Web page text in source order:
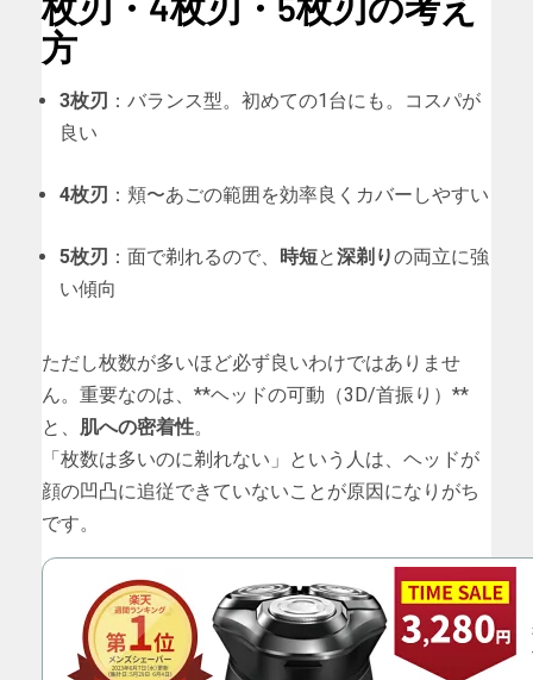
方
3枚刃 ：バランス型。初めての1台にも。コスパが
良い
4枚刃 ：頬〜あごの範囲を効率良くカバーしやすい
5枚刃 ：面で剃れるので、 時短と深剃りの両立に強
い傾向
ただし枚数が多いほど必ず良いわけではありませ
ん。重要なのは、**ヘッドの可動（3D/首振り）**
と、 肌への密着性。
「枚数は多いのに剃れない」という人は、ヘッドが
顔の凹凸に追従できていないことが原因になりがち
です。